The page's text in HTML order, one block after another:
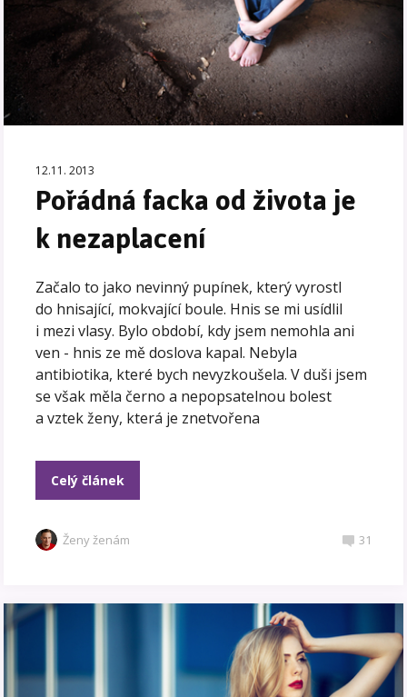
12.11. 2013
Pořádná facka od života je
k nezaplacení
Začalo to jako nevinný pupínek, který vyrostl
do hnisající, mokvající boule. Hnis se mi usídlil
i mezi vlasy. Bylo období, kdy jsem nemohla ani
ven - hnis ze mě doslova kapal. Nebyla
antibiotika, které bych nevyzkoušela. V duši jsem
se však měla černo a nepopsatelnou bolest
a vztek ženy, která je znetvořena
Celý článek
Ženy ženám 31